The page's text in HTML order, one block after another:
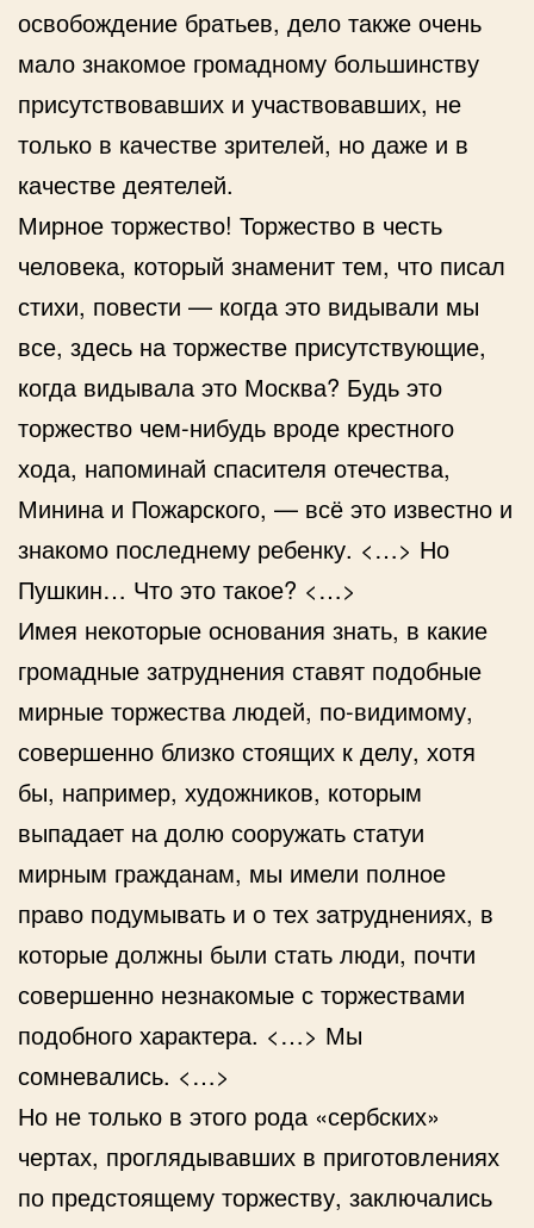
освобождение братьев, дело также очень
мало знакомое громадному большинству
присутствовавших и участвовавших, не
только в качестве зрителей, но даже и в
качестве деятелей.
Мирное торжество! Торжество в честь
человека, который знаменит тем, что писал
стихи, повести — когда это видывали мы
все, здесь на торжестве присутствующие,
когда видывала это Москва? Будь это
торжество чем-нибудь вроде крестного
хода, напоминай спасителя отечества,
Минина и Пожарского, — всё это известно и
знакомо последнему ребенку. <…> Но
Пушкин… Что это такое? <…>
Имея некоторые основания знать, в какие
громадные затруднения ставят подобные
мирные торжества людей, по-видимому,
совершенно близко стоящих к делу, хотя
бы, например, художников, которым
выпадает на долю сооружать статуи
мирным гражданам, мы имели полное
право подумывать и о тех затруднениях, в
которые должны были стать люди, почти
совершенно незнакомые с торжествами
подобного характера. <…> Мы
сомневались. <…>
Но не только в этого рода «сербских»
чертах, проглядывавших в приготовлениях
по предстоящему торжеству, заключались